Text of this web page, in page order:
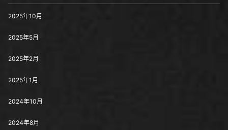
2025年10月
2025年5月
2025年2月
2025年1月
2024年10月
2024年8月